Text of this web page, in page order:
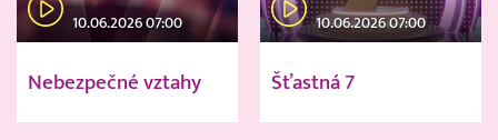
10.06.2026 07:00
Nebezpečné vztahy
10.06.2026 07:00
Šťastná 7